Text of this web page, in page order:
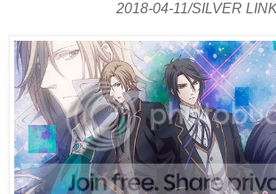
2018-04-11/SILVER